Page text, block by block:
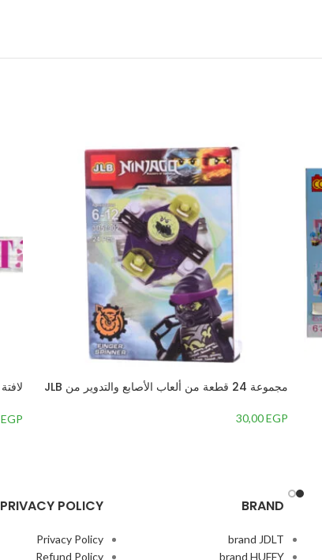
مجموعة 24 قطعة من ألعاب الأصابع والتدوير من JLB
30,00EGP
EGP
BRAND
brand JDLT
brand HUFFY
PRIVACY POLICY
Privacy Policy
Refund Policy